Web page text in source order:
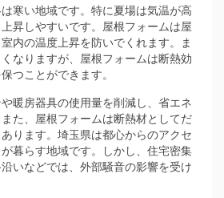
寒い地域です。特に夏場は気温が高
昇しやすいです。屋根フォームは屋
内の温度上昇を防いでくれます。ま
なりますが、屋根フォームは断熱効
つことができます。
暖房器具の使用量を削減し、省エネ
た、屋根フォームは断熱材としてだ
ります。埼玉県は都心からのアクセ
暮らす地域です。しかし、住宅密集
いなどでは、外部騒音の影響を受け